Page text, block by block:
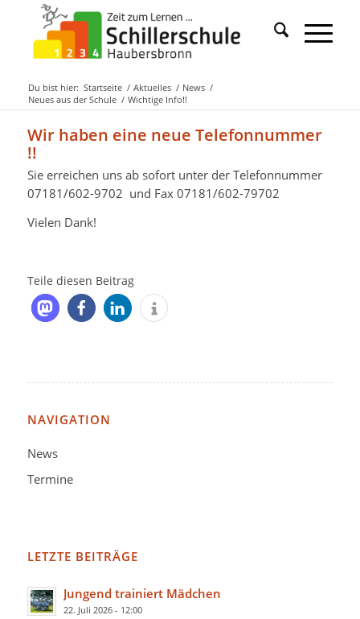
Du bist hier: Startseite / Aktuelles / News /
Neues aus der Schule / Wichtige Info!!
Wir haben eine neue Telefonnummer
!!
Sie erreichen uns ab sofort unter der Telefonnummer
07181/602-9702 und Fax 07181/602-79702
Vielen Dank!
Teile diesen Beitrag
NAVIGATION
News
Termine
LETZTE BEITRÄGE
Jungend trainiert Mädchen
22. Juli 2026 - 12:00